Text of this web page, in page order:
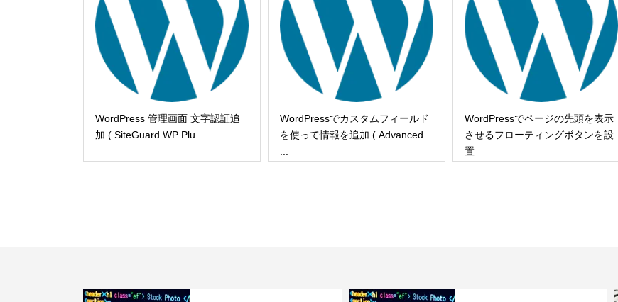
WordPress 管理画面 文字認証追
加 ( SiteGuard WP Plu...
WordPressでカスタムフィールド
を使って情報を追加 ( Advanced
WordPressでページの先頭を表示
させるフローティングボタンを設
置